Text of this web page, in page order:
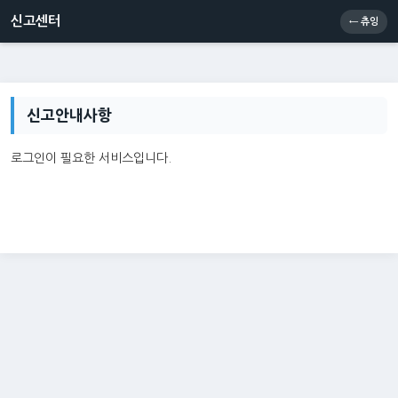
신고센터 메인
신고센터 ← 츄잉
신고안내사항
로그인이 필요한 서비스입니다.